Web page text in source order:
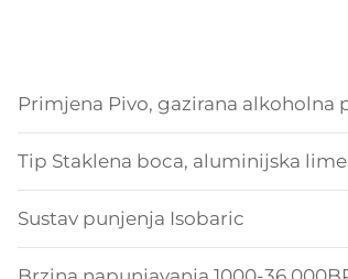
Primjena Pivo, gazirana alkoholna
Tip Staklena boca, aluminijska
Sustav punjenja Isobaric